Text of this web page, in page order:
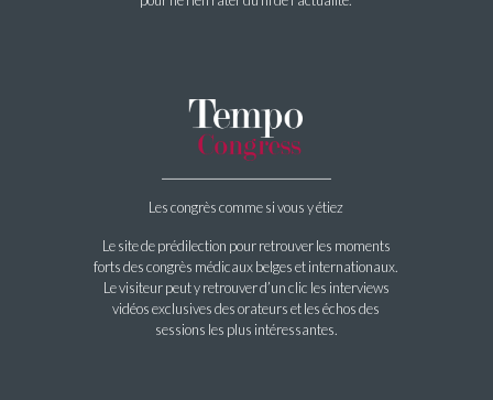
Les congrès comme si vous y étiez
Le site de prédilection pour retrouver les moments
forts des congrès médicaux belges et internationaux.
Le visiteur peut y retrouver d’un clic les interviews
vidéos exclusives des orateurs et les échos des
sessions les plus intéressantes.